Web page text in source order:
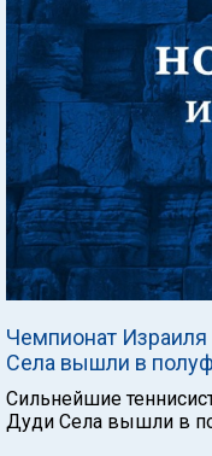
Чемпионат
Села вышли в
Сильнейшие
Дуди Села вышли в